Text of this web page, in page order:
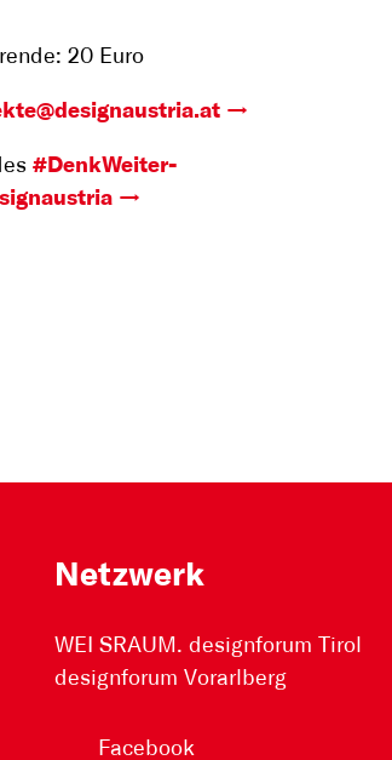
20 Euro
#DenkWeiter-
Netzwerk
WEI SRAUM. designforum Tirol
designforum Vorarlberg
Facebook